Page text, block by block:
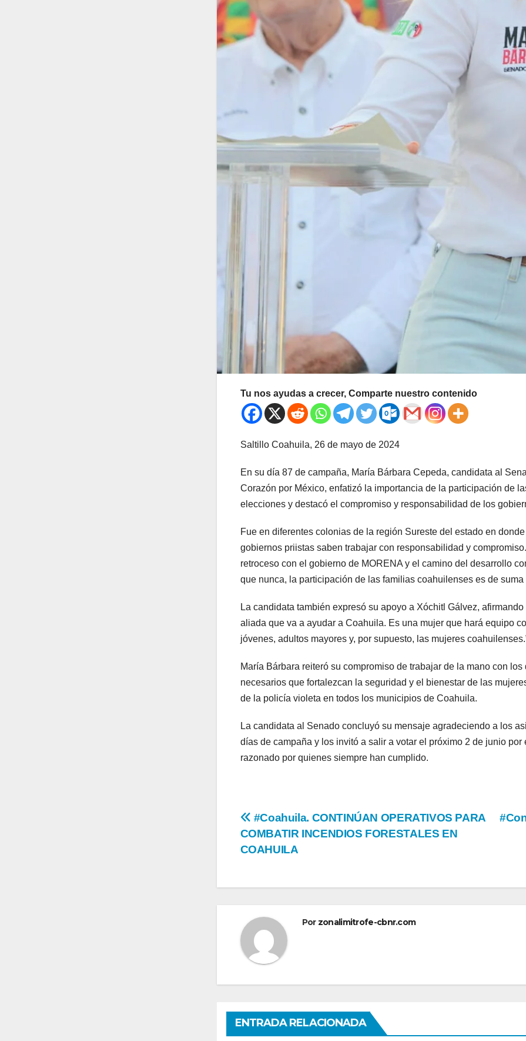
Tu nos ayudas a crecer, Comparte nuestro contenido
Saltillo Coahuila, 26 de mayo de 2024
En su día 87 de campaña, María Bárbara Cepeda, candidata al
Corazón por México, enfatizó la importancia de la participación de
elecciones y destacó el compromiso y responsabilidad de los
Fue en diferentes colonias de la región Sureste del estado en
gobiernos priistas saben trabajar con responsabilidad y
retroceso con el gobierno de MORENA y el camino del desarrollo
que nunca, la participación de las familias coahuilenses es de
La candidata también expresó su apoyo a Xóchitl Gálvez,
aliada que va a ayudar a Coahuila. Es una mujer que hará equipo
jóvenes, adultos mayores y, por supuesto, las mujeres
María Bárbara reiteró su compromiso de trabajar de la mano con
necesarios que fortalezcan la seguridad y el bienestar de las
de la policía violeta en todos los municipios de Coahuila.
La candidata al Senado concluyó su mensaje agradeciendo a los
días de campaña y los invitó a salir a votar el próximo 2 de junio
razonado por quienes siempre han cumplido.
Navegación
de
#Coahuila. CONTINÚAN OPERATIVOS PARA
COMBATIR INCENDIOS FORESTALES EN
COAHUILA
Por zonalimitrofe-cbnr.com
ENTRADA RELACIONADA